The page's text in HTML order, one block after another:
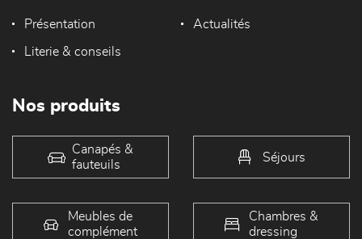
Présentation Actualités
Literie & conseils
Nos produits
Canapés &
fauteuils
Séjours
Meubles de
complément
Chambres &
dressing